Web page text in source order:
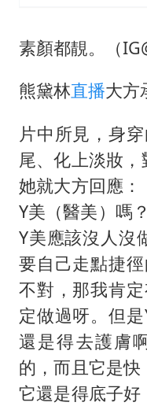
素顏都靚。（
熊黛林直播大方
片中所見，身
尾、化上淡妝，
她就大方回應
Y美（醫美）嗎
Y美應該沒人沒
要自己走點捷
不對，那我肯
定做過呀。但
還是得去護膚
的，而且它是快
它還是得底子